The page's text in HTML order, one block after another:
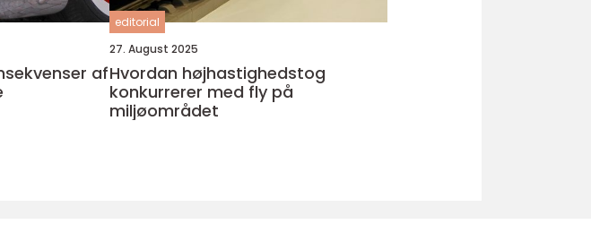
af
editorial
27. August 2025
Hvordan højhastighedstog
konkurrerer med fly på
miljøområdet